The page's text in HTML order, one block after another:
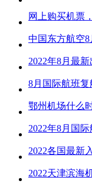
中国东方航空8
2022年8月最
8月国际航班复
鄂州机场什么
2022年8月国
2022各国最新
2022天津滨海